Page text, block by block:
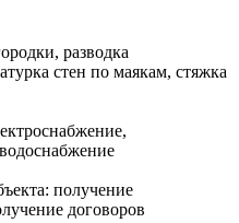
разводка
стен по маякам, стяжка
получение
договоров